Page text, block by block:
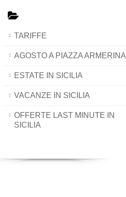
TARIFFE
AGOSTO A PIAZZA ARMERINA
ESTATE IN SICILIA
VACANZE IN SICILIA
OFFERTE LAST MINUTE IN
SICILIA